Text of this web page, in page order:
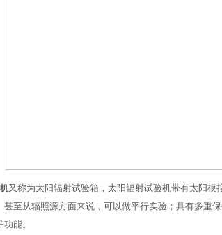
又称为太阳辐射试验箱，太阳辐射试验机带有太阳
至从辐照源方面来说，可以做平行实验；具有多重
能。